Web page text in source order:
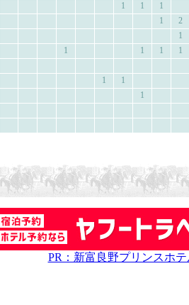
1 1
1
1
2
1
1 1 1
1
1
1
1
PR：新富良野プリンスホ